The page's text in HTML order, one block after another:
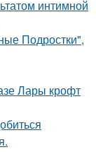
интимной
Подростки",
Лары крофт